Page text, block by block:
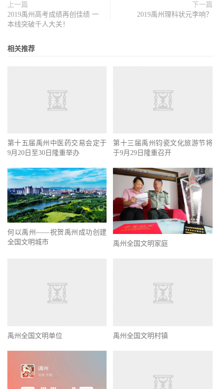
上一篇
2019禹州高考成绩再创佳绩 一
本线突破千人大关！
下一篇
2019禹州理科状元李响？
相关推荐
第十五届禹州中医药交易会定于
9月20日至30日隆重举办
第十三届禹州钧瓷文化旅游节将
于9月29日隆重召开
何以禹州——祝贺禹州成功创建
全国文明城市
禹州全国文明家庭
禹州全国文明单位 禹州全国文明村镇